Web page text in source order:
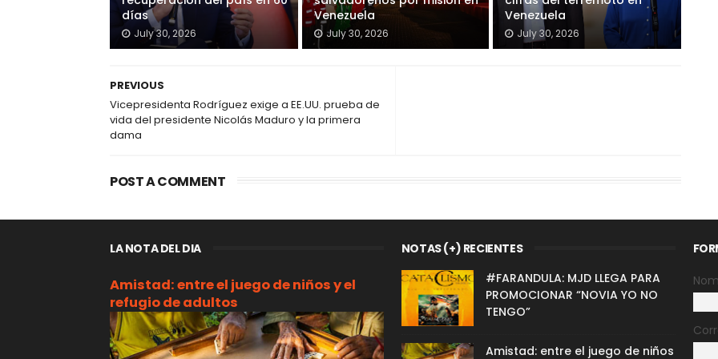
días
July 30, 2026
Venezuela
July 30, 2026
Venezuela
July 30, 2026
PREVIOUS
Vicepresidenta Rodríguez exige a EE.UU. prueba de
vida del presidente Nicolás Maduro y la primera
dama
POST A COMMENT
LA NOTA DEL DIA
Amistad: entre el juego de niños y el
refugio de adultos
NOTAS (+) RECIENTES
#FARANDULA: MJD LLEGA PARA
PROMOCIONAR “NOVIA YO NO
TENGO”
Amistad: entre el juego de niños